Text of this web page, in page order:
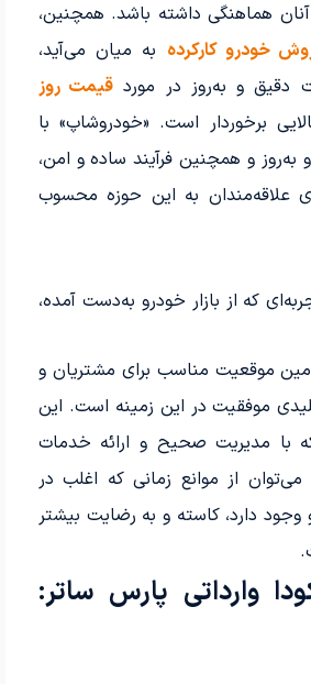
آنان هماهنگی داشته باشد. همچنین،
خودرو کارکرده به میان می‌آید،
دقیق و به‌روز در مورد قیمت روز
برخوردار است. «خودروشاپ» با
به‌روز و همچنین فرآیند ساده و امن،
علاقه‌مندان به این حوزه محسوب
که از بازار خودرو به‌دست آمده،
موقعیت مناسب برای مشتریان و
موفقیت در این زمینه است. این
با مدیریت صحیح و ارائه خدمات
می‌توان از موانع زمانی که اغلب در
دارد، کاسته و به رضایت بیشتر
وارداتی پارس ساتر: